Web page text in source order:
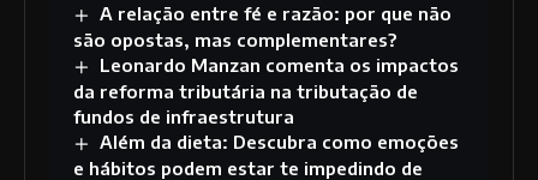
A relação entre fé e razão: por que não
são opostas, mas complementares?
Leonardo Manzan comenta os impactos
da reforma tributária na tributação de
fundos de infraestrutura
Além da dieta: Descubra como emoções
e hábitos podem estar te impedindo de